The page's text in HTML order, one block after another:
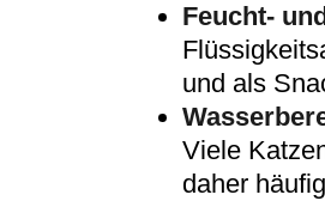
Feucht-
und als
Viele
daher